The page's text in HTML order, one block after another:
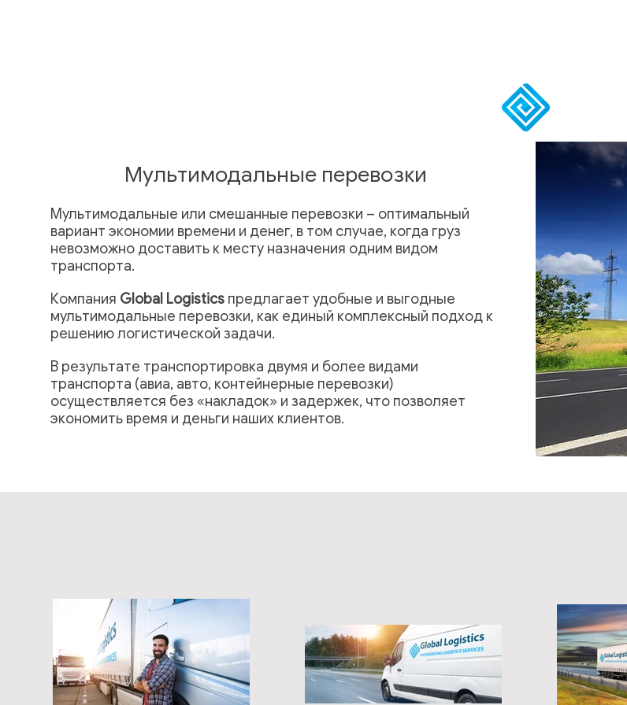
Мультимодальные перевозки
Мультимодальные или смешанные перевозки – оптимальный
вариант экономии времени и денег, в том случае, когда груз
невозможно доставить к месту назначения одним видом
транспорта.
Компания Global Logistics предлагает удобные и выгодные
мультимодальные перевозки, как единый комплексный подход к
решению логистической задачи.
В результате транспортировка двумя и более видами
транспорта (авиа, авто, контейнерные перевозки)
осуществляется без «накладок» и задержек, что позволяет
экономить время и деньги наших клиентов.